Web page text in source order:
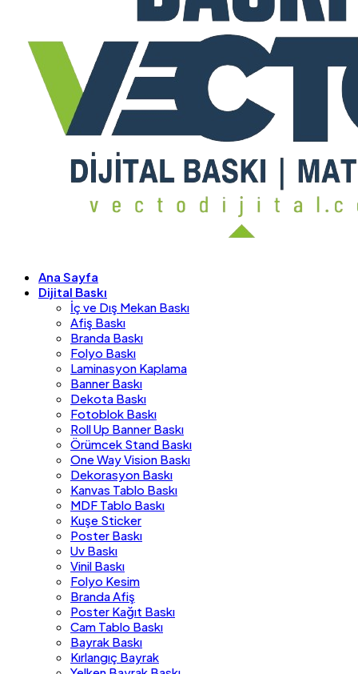
Ana Sayfa
Dijital Baskı
İç ve Dış Mekan Baskı
Afiş Baskı
Branda Baskı
Folyo Baskı
Laminasyon Kaplama
Banner Baskı
Dekota Baskı
Fotoblok Baskı
Roll Up Banner Baskı
Örümcek Stand Baskı
One Way Vision Baskı
Dekorasyon Baskı
Kanvas Tablo Baskı
MDF Tablo Baskı
Kuşe Sticker
Poster Baskı
Uv Baskı
Vinil Baskı
Folyo Kesim
Branda Afiş
Poster Kağıt Baskı
Cam Tablo Baskı
Bayrak Baskı
Kırlangıç Bayrak